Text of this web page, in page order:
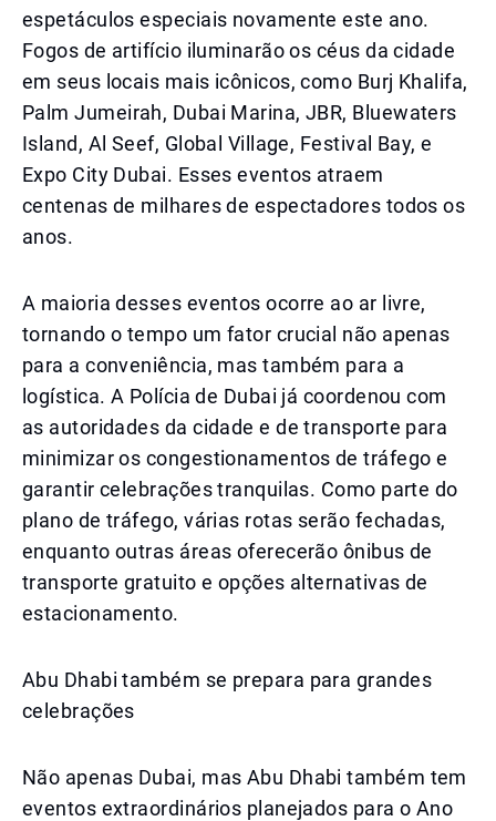
espetáculos especiais novamente este ano.
Fogos de artifício iluminarão os céus da cidade
em seus locais mais icônicos, como Burj Khalifa,
Palm Jumeirah, Dubai Marina, JBR, Bluewaters
Island, Al Seef, Global Village, Festival Bay, e
Expo City Dubai. Esses eventos atraem
centenas de milhares de espectadores todos os
anos.
A maioria desses eventos ocorre ao ar livre,
tornando o tempo um fator crucial não apenas
para a conveniência, mas também para a
logística. A Polícia de Dubai já coordenou com
as autoridades da cidade e de transporte para
minimizar os congestionamentos de tráfego e
garantir celebrações tranquilas. Como parte do
plano de tráfego, várias rotas serão fechadas,
enquanto outras áreas oferecerão ônibus de
transporte gratuito e opções alternativas de
estacionamento.
Abu Dhabi também se prepara para grandes
celebrações
Não apenas Dubai, mas Abu Dhabi também tem
eventos extraordinários planejados para o Ano